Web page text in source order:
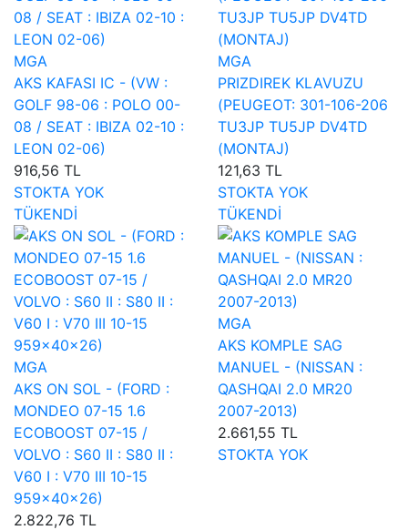
MGA
AKS KAFASI IC - (VW :
GOLF 98-06 : POLO 00-
08 / SEAT : IBIZA 02-10 :
LEON 02-06)
916,56 TL
STOKTA YOK
MGA
PRIZDIREK KLAVUZU
(PEUGEOT: 301-106-206
TU3JP TU5JP DV4TD
(MONTAJ)
121,63 TL
STOKTA YOK
TÜKENDİ
MGA
AKS ON SOL - (FORD :
MONDEO 07-15 1.6
ECOBOOST 07-15 /
VOLVO : S60 II : S80 II :
V60 I : V70 III 10-15
959×40×26)
2.822,76 TL
TÜKENDİ
MGA
AKS KOMPLE SAG
MANUEL - (NISSAN :
QASHQAI 2.0 MR20
2007-2013)
2.661,55 TL
STOKTA YOK